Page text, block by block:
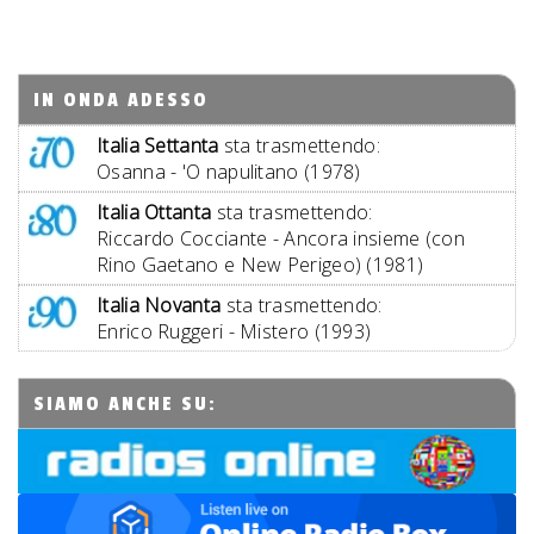
IN ONDA ADESSO
Italia Settanta sta trasmettendo:
Osanna - 'O napulitano (1978)
Italia Ottanta sta trasmettendo:
Riccardo Cocciante - Ancora insieme (con
Rino Gaetano e New Perigeo) (1981)
Italia Novanta sta trasmettendo:
Enrico Ruggeri - Mistero (1993)
SIAMO ANCHE SU: